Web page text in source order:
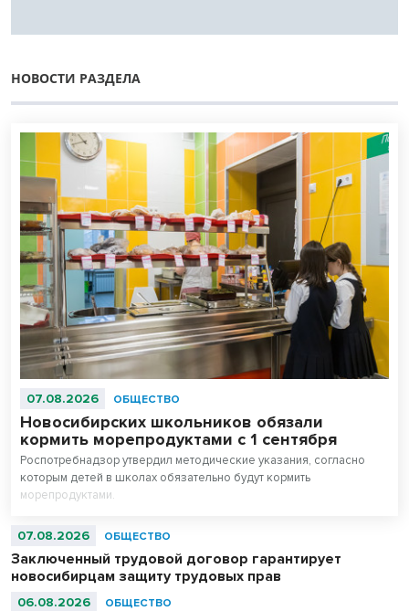
НОВОСТИ РАЗДЕЛА
07.08.2026 ОБЩЕСТВО
Новосибирских школьников обязали
кормить морепродуктами с 1 сентября
Роспотребнадзор утвердил методические указания, согласно
которым детей в школах обязательно будут кормить
морепродуктами.
07.08.2026 ОБЩЕСТВО
Заключенный трудовой договор гарантирует
новосибирцам защиту трудовых прав
06.08.2026 ОБЩЕСТВО